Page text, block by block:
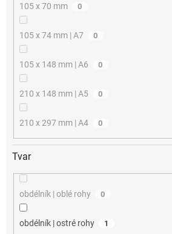
105 x 70 mm 0
105 x 74 mm | A7 0
105 x 148 mm | A6 0
210 x 148 mm | A5 0
210 x 297 mm | A4 0
Tvar
obdélník | oblé rohy 0
obdélník | ostré rohy 1